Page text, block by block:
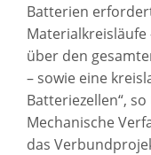
Batterien
über den
– sowie eine
Batteriezellen“,
Mechanische
das